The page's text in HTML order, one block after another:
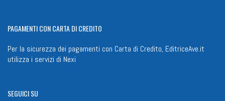
PAGAMENTICON CARTA DI CREDITO
Per la sicurezza dei pagamenti con Carta di Credito, EditriceAve.it
utilizza i servizi di Nexi
SEGUICISU